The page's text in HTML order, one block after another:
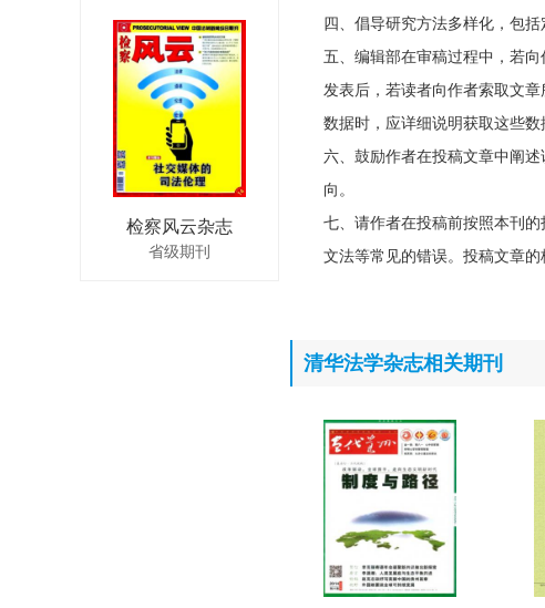
检察风云杂志
省级期刊
四、倡导研究方法多样化，包
五、编辑部在审稿过程中，若
发表后，若读者向作者索取文
数据时，应详细说明获取这些数
六、鼓励作者在投稿文章中阐
向。
七、请作者在投稿前按照本刊
文法等常见的错误。投稿文章的
清华法学杂志相关期刊